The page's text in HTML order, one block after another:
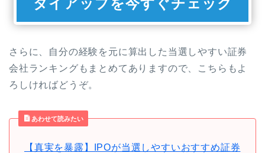
タイアップを今すぐチェック
さらに、自分の経験を元に算出した当選しやすい証券
会社ランキングもまとめてありますので、こちらもよ
ろしければどうぞ。
あわせて読みたい
【真実を暴露】IPOが当選しやすいおすすめ証券